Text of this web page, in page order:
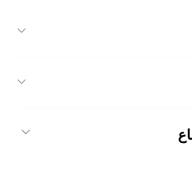
الامتصاص. كرري الاستخدام
قوية، ويمكنه البقاء على
قيد الحياة بفضل مغذياته الداخلية لمدة تصل إلى 6 أشهر